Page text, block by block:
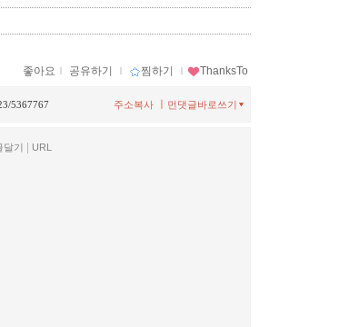
좋아요 ｌ 공유하기 ｌ 찜하기 ｌ ThanksTo
5367767 먼댓글바로쓰기
주소복사
달기 URL